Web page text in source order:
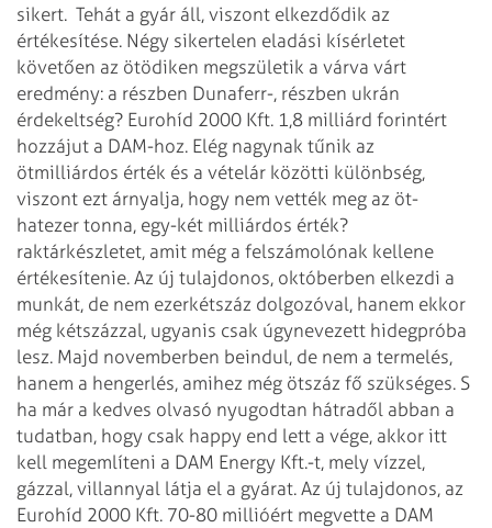
sikert. Tehát a gyár áll, viszont elkezdődik az
értékesítése. Négy sikertelen eladási kísérletet
követően az ötödiken megszületik a várva várt
eredmény: a részben Dunaferr-, részben ukrán
érdekeltség? Eurohíd 2000 Kft. 1,8 milliárd forintért
hozzájut a DAM-hoz. Elég nagynak tűnik az
ötmilliárdos érték és a vételár közötti különbség,
viszont ezt árnyalja, hogy nem vették meg az öt-
hatezer tonna, egy-két milliárdos érték?
raktárkészletet, amit még a felszámolónak kellene
értékesítenie. Az új tulajdonos, októberben elkezdi a
munkát, de nem ezerkétszáz dolgozóval, hanem ekkor
még kétszázzal, ugyanis csak úgynevezett hidegpróba
lesz. Majd novemberben beindul, de nem a termelés,
hanem a hengerlés, amihez még ötszáz fő szükséges. S
ha már a kedves olvasó nyugodtan hátradől abban a
tudatban, hogy csak happy end lett a vége, akkor itt
kell megemlíteni a DAM Energy Kft.-t, mely vízzel,
gázzal, villannyal látja el a gyárat. Az új tulajdonos, az
Eurohíd 2000 Kft. 70-80 millióért megvette a DAM